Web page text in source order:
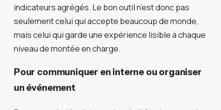
indicateurs agrégés. Le bon outil n’est donc pas
seulement celui qui accepte beaucoup de monde,
mais celui qui garde une expérience lisible à chaque
niveau de montée en charge.
Pour communiquer en interne ou organiser
un événement